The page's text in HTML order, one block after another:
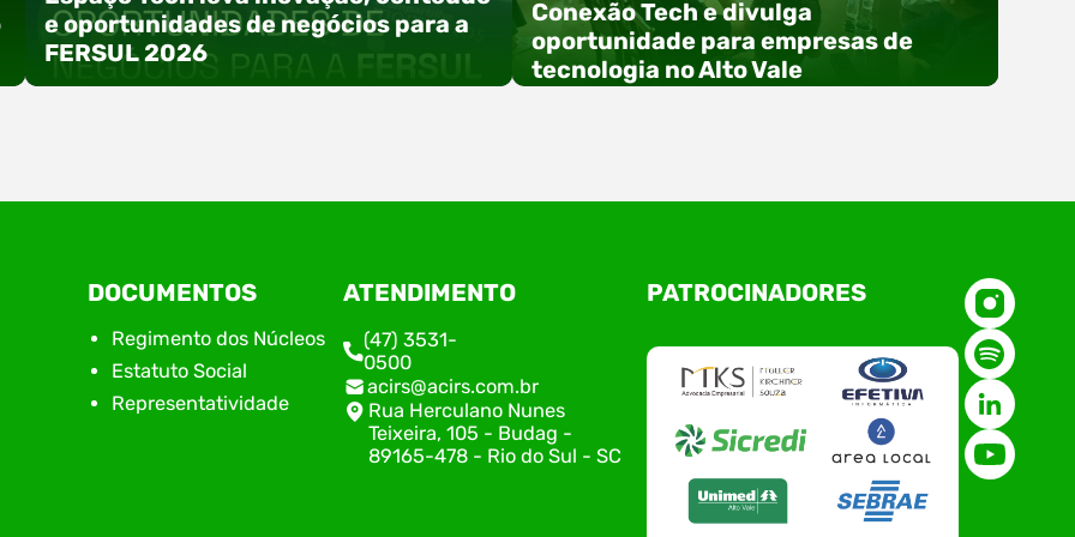
e oportunidades de negócios para a
FERSUL 2026
A 15ª FERSUL – Feira Multissetorial do Alto Vale
do Itajaí acontece nos dias 12, 13 e 14 de agosto
de 2026, no Centro de Eventos Hermann
Purnhagen, e contará com uma programação
especial voltada à tecnologia, inovação e
empreendedorismo. Durante os três dias de
feira, o Espaço Tech será um dos palcos
Conexão Tech e divulga
oportunidade para empresas de
tecnologia no Alto Vale
O Polo ACATE-ACIRS, por meio do NIAVI – Núcleo
de Tecnologia da Informação do Alto Vale do
Conexão Tech NIAVI, reunindo empresas de
tecnologia da região para uma noite de
networking, conteúdo estratégico e
apresentação de novas iniciativas para o setor.
O encontro aconteceu em Rio…
DOCUMENTOS
Regimento dos Núcleos
Estatuto Social
Representatividade
ATENDIMENTO
(47) 3531-
0500
acirs@acirs.com.br
Rua Herculano Nunes
Teixeira, 105 - Budag -
89165-478 - Rio do Sul - SC
PATROCINADORES